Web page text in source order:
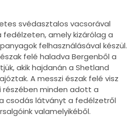
svédasztalos vacsorával
fedélzeten, amely kizárólag a
felhasználásával készül.
felé haladva Bergenből a
akik hajdanán a Shetland
A messzi észak felé visz
minden adott a
csodás látványt a fedélzetről
valamelyikéből.